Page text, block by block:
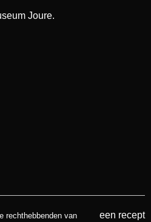
Joure.
rechthebbenden van een recept